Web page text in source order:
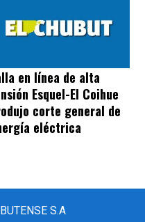
en línea de alta
Esquel-El Coihue
corte general de
eléctrica
S.A